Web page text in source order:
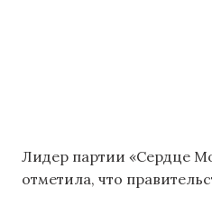
Лидер партии «Сердце
отметила, что